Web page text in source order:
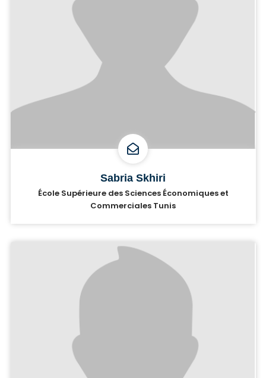
Sabria Skhiri
École Supérieure des Sciences Économiques et
Commerciales Tunis